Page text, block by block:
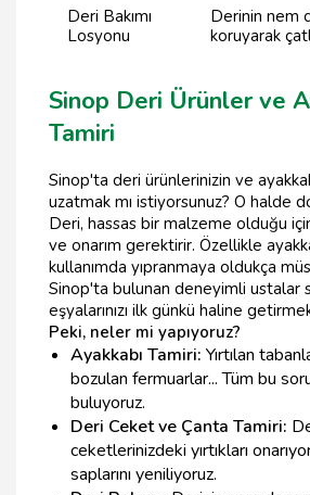
Deri Bakımı
Losyonu
Derinin nem
koruyarak
Sinop Deri Ürünler ve
Tamiri
Sinop'ta deri ürünlerinizin ve
uzatmak mı istiyorsunuz? O halde
Deri, hassas bir malzeme olduğu
ve onarım gerektirir. Özellikle
kullanımda yıpranmaya oldukça
Sinop'ta bulunan deneyimli ustalar
eşyalarınızı ilk günkü haline
Peki, neler mi yapıyoruz?
Ayakkabı Tamiri: Yırtılan
bozulan fermuarlar... Tüm bu
buluyoruz.
Deri Ceket ve Çanta Tamiri:
ceketlerinizdeki yırtıkları
saplarını yeniliyoruz.